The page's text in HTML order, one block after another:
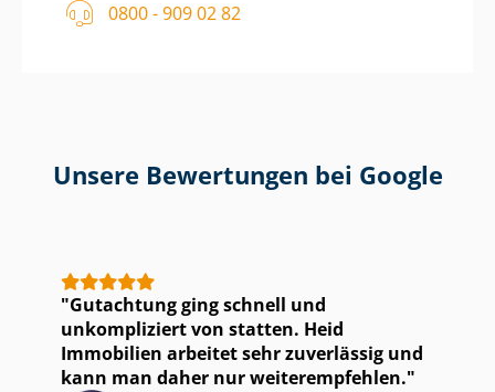
0800 - 909 02 82
Unsere Bewertungen bei Google
Gutachtung ging schnell und
unkompliziert von statten. Heid
Immobilien arbeitet sehr zuverlässig und
kann man daher nur weiterempfehlen.